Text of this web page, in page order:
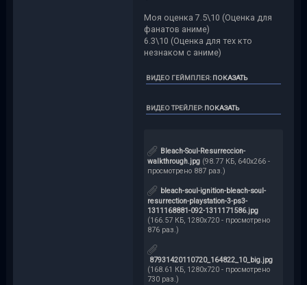
Моя оценка 7.5\10 (Оценка для
фанатов аниме)
6.3\10 (Оценка для тех кто
незнаком с аниме)
ВИДЕО ГЕЙМПЛЕЯ: ПОКАЗАТЬ
ВИДЕО ТРЕЙЛЕР: ПОКАЗАТЬ
Bleach-Soul-Resurreccion-
walkthrough.jpg(98.77 КБ, 640x266 -
просмотрено 887 раз.)
bleach-soul-ignition-bleach-soul-
resurrection-playstation-3-ps3-
1311168881-092-1311171586.jpg
(166.57 КБ, 1280x720 - просмотрено
876 раз.)
87931420110720_164822_10_big.jpg
(168.61 КБ, 1280x720 - просмотрено
730 раз.)